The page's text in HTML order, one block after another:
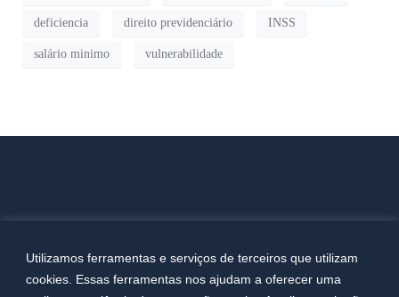
Utilizamos ferramentas e serviços de terceiros que utilizam
cookies. Essas ferramentas nos ajudam a oferecer uma
deficiencia direito previdenciário INSS
salário minimo vulnerabilidade